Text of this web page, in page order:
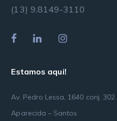
(13) 9.8149-3110
Estamos aqui!
Av. Pedro Lessa, 1640 conj. 302
Aparecida – Santos